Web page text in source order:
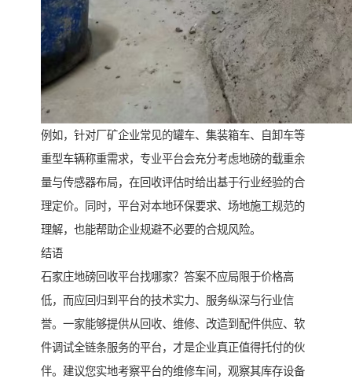
例如，针对厂矿企业常见的罐车、集装箱车、自卸车等
重型车辆称重需求，专业平台会充分考虑地磅的载重余
量与传感器布局，在回收评估时给出基于行业经验的合
理定价。同时，平台对本地环保要求、场地施工规范的
理解，也能帮助企业规避不必要的合规风险。
结语
石家庄地磅回收平台找哪家？答案不应局限于价格高
低，而应回归到平台的技术实力、服务纵深与行业信
誉。一家能够提供从回收、维修、改造到配件供应、软
件调试全链条服务的平台，才是企业真正值得托付的伙
伴。建议您实地考察平台的维修车间，观察其库存设备